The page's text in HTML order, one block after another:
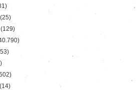
(25)
(129)
(14)